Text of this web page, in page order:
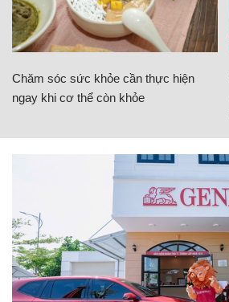
Chăm sóc sức khỏe cần thực hiện
ngay khi cơ thể còn khỏe